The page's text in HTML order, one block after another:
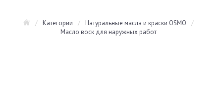
/ Категории / Натуральные масла и краски OSMO
/
Масло воск для наружных работ